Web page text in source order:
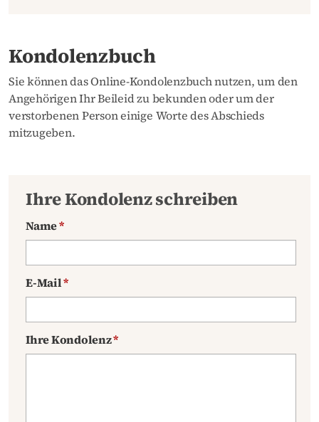
Kondolenzbuch
Sie können das Online-Kondolenzbuch nutzen, um den
Angehörigen Ihr Beileid zu bekunden oder um der
verstorbenen Person einige Worte des Abschieds
mitzugeben.
Ihre Kondolenz schreiben
Name*
E-Mail*
Ihre Kondolenz*